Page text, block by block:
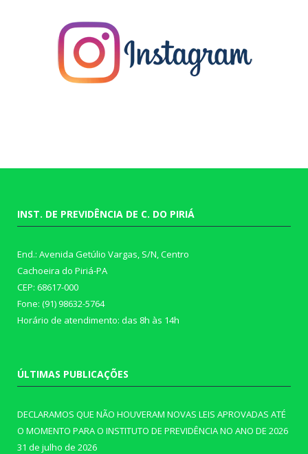
INST. DE PREVIDÊNCIA DE C. DO PIRIÁ
End.: Avenida Getúlio Vargas, S/N, Centro
Cachoeira do Piriá-PA
CEP: 68617-000
Fone: (91) 98632-5764
Horário de atendimento: das 8h às 14h
ÚLTIMAS PUBLICAÇÕES
DECLARAMOS QUE NÃO HOUVERAM NOVAS LEIS APROVADAS ATÉ
O MOMENTO PARA O INSTITUTO DE PREVIDÊNCIA NO ANO DE 2026
31 de julho de 2026